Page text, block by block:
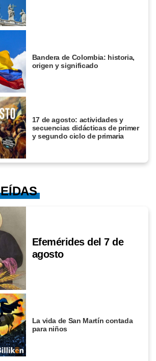
Bandera de Colombia: historia,
origen y significado
17 de agosto: actividades y
secuencias didácticas de primer
y segundo ciclo de primaria
Efemérides del 7 de
agosto
La vida de San Martín contada
para niños